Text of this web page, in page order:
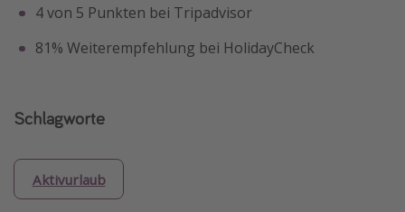
4 von 5 Punkten bei Tripadvisor
81% Weiterempfehlung bei HolidayCheck
Schlagworte
Aktivurlaub